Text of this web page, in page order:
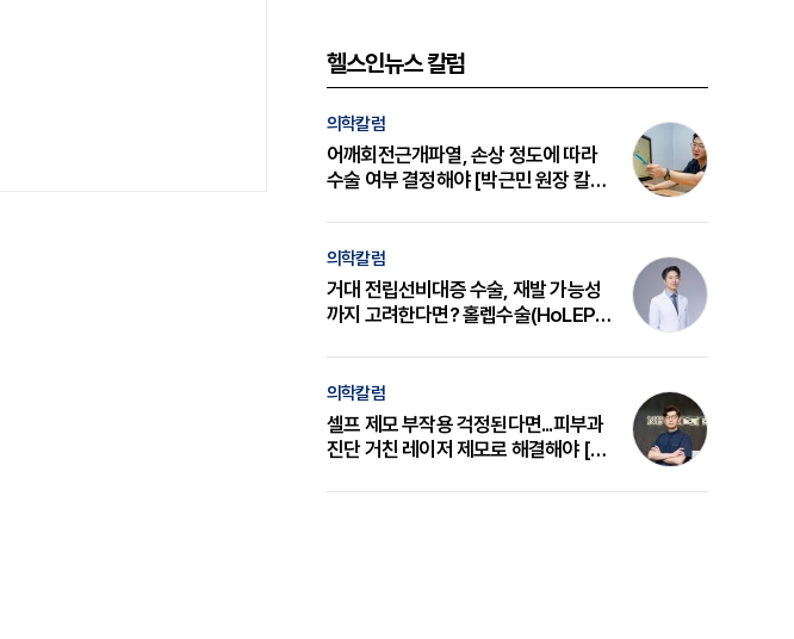
헬스인뉴스 칼럼
의학칼럼
어깨회전근개파열, 손상 정도에 따라
수술 여부 결정해야 [박근민 원장 칼
의학칼럼
거대 전립선비대증 수술, 재발 가능성
까지 고려한다면? 홀렙수술(HoLEP)
의학칼럼
셀프 제모 부작용 걱정된다면...피부과
진단 거친 레이저 제모로 해결해야 [변